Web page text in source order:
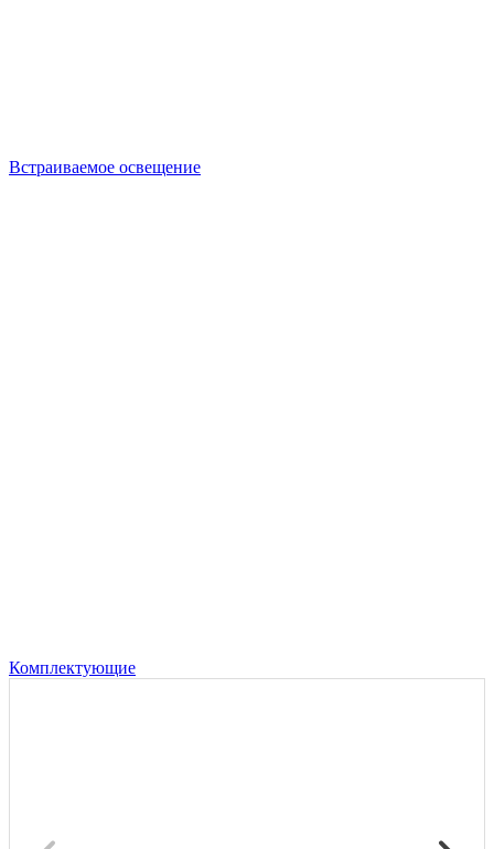
Встраиваемое освещение
Комплектующие